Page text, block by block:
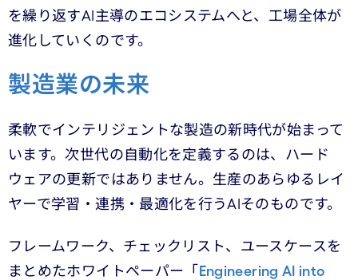
を繰り返すAI主導のエコシステムへと、工場全体が
進化していくのです。
製造業の未来
柔軟でインテリジェントな製造の新時代が始まって
います。次世代の自動化を定義するのは、ハード
ウェアの更新ではありません。生産のあらゆるレイ
ヤーで学習・連携・最適化を行うAIそのものです。
フレームワーク、チェックリスト、ユースケースを
まとめたホワイトペーパー「 Engineering AI into